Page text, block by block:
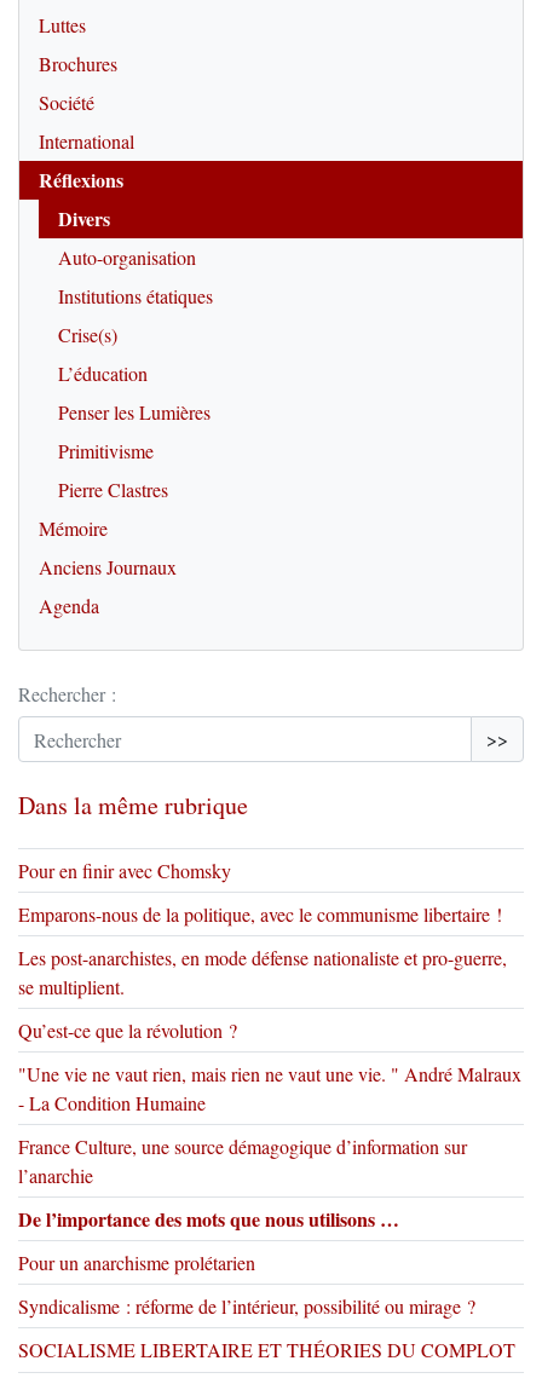
Luttes
Brochures
Société
International
Réflexions
Divers
Auto-organisation
Institutions étatiques
Crise(s)
L’éducation
Penser les Lumières
Primitivisme
Pierre Clastres
Mémoire
Anciens Journaux
Agenda
Rechercher :
>>
Dans la même rubrique
Pour en finir avec Chomsky
Emparons-nous de la politique, avec le communisme libertaire !
Les post-anarchistes, en mode défense nationaliste et pro-guerre,
se multiplient.
Qu’est-ce que la révolution ?
"Une vie ne vaut rien, mais rien ne vaut une vie. " André Malraux
- La Condition Humaine
France Culture, une source démagogique d’information sur
l’anarchie
De l’importance des mots que nous utilisons …
Pour un anarchisme prolétarien
Syndicalisme : réforme de l’intérieur, possibilité ou mirage ?
SOCIALISME LIBERTAIRE ET THÉORIES DU COMPLOT